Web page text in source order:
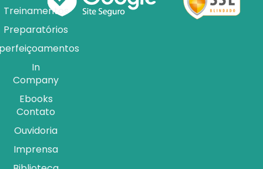
Treinamentos
Preparatórios
In
Company
Ebooks
Contato
Ouvidoria
Imprensa